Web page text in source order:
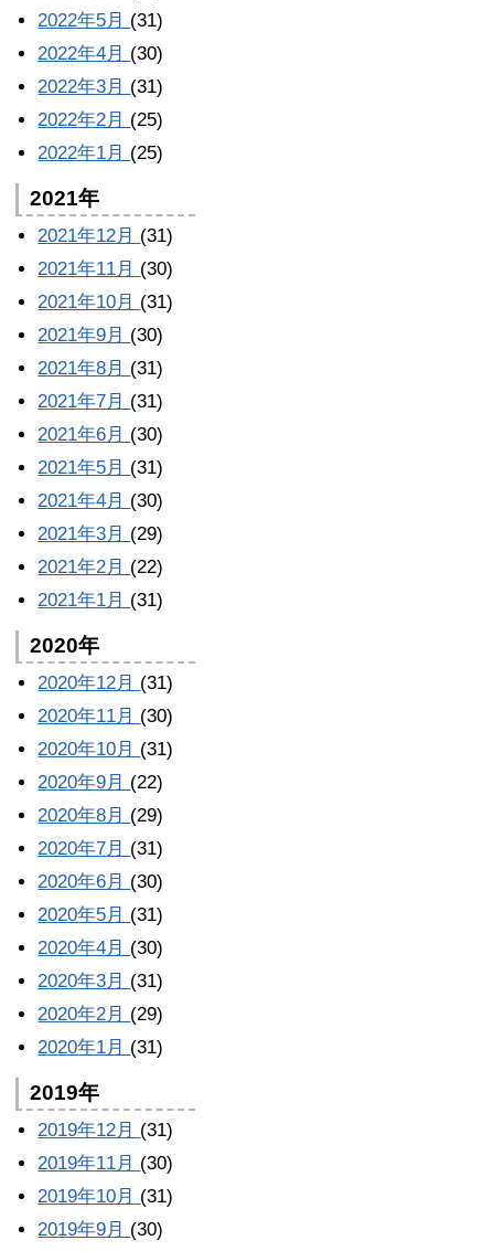
2022年5月 (31)
2022年4月 (30)
2022年3月 (31)
2022年2月 (25)
2022年1月 (25)
2021年
2021年12月 (31)
2021年11月 (30)
2021年10月 (31)
2021年9月 (30)
2021年8月 (31)
2021年7月 (31)
2021年6月 (30)
2021年5月 (31)
2021年4月 (30)
2021年3月 (29)
2021年2月 (22)
2021年1月 (31)
2020年
2020年12月 (31)
2020年11月 (30)
2020年10月 (31)
2020年9月 (22)
2020年8月 (29)
2020年7月 (31)
2020年6月 (30)
2020年5月 (31)
2020年4月 (30)
2020年3月 (31)
2020年2月 (29)
2020年1月 (31)
2019年
2019年12月 (31)
2019年11月 (30)
2019年10月 (31)
2019年9月 (30)